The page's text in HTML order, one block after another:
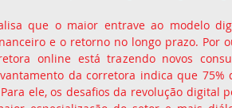
que o maior entrave ao modelo
e o retorno no longo prazo. Por
online está trazendo novos
da corretora indica que 75%
ele, os desafios da revolução digital